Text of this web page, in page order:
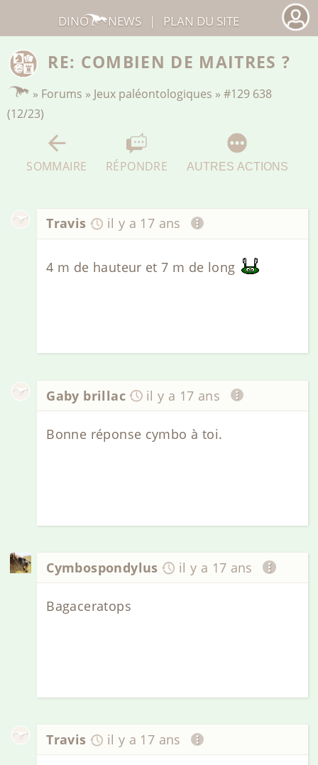
RE: COMBIEN DE MAITRES ?
» Forums » Jeux paléontologiques »#129 638
(12/23)
SOMMAIRE RÉPONDRE AUTRES ACTIONS
Travis il y a 17 ans
4 m de hauteur et 7 m de long
Gaby brillac il y a 17 ans
Bonne réponse cymbo à toi.
Cymbospondylus il y a 17 ans
Bagaceratops
Travis il y a 17 ans
DINO NEWS | PLAN DU SITE